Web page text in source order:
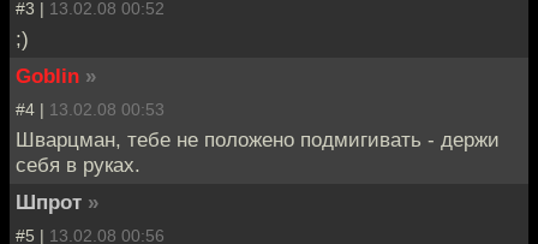
#3 | 13.02.08 00:52
;)
Goblin »
#4 | 13.02.08 00:53
Шварцман, тебе не положено подмигивать - держи
себя в руках.
Шпрот »
#5 | 13.02.08 00:56